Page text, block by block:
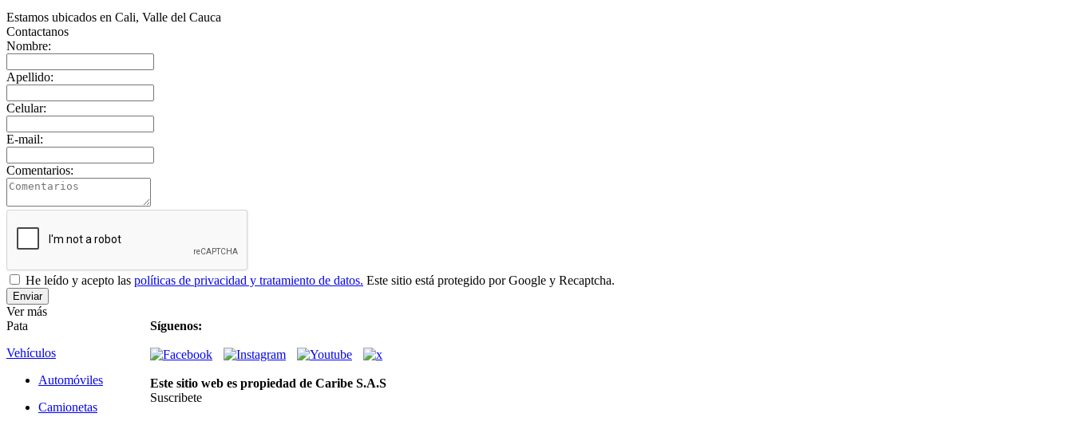
Estamos ubicados en Cali, Valle del Cauca
Contactanos
Nombre:
Apellido:
Celular:
E-mail:
Comentarios:
He leído y acepto las políticas de privacidad y tratamiento de datos. Este sitio está protegido por Google y Recaptcha.
Ver más
Pata
Vehículos
Automóviles
Camionetas
Síguenos:
Este sitio web es propiedad de Caribe S.A.S
Suscribete